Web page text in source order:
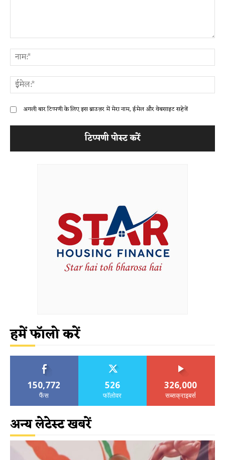
अगली बार टिप्पणी के लिए इस ब्राउज़र में मेरा नाम, ईमेल और वेबसाइट सहेजें
हमें फॉलो करें
150,772
फैंस
526
फॉलोवर
326,000
सब्सक्राइबर्स
अन्य लेटेस्ट खबरें